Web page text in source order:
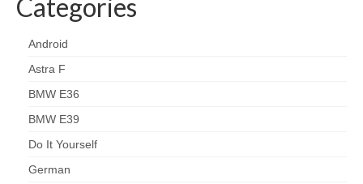
Categories
Android
Astra F
BMW E36
BMW E39
Do It Yourself
German